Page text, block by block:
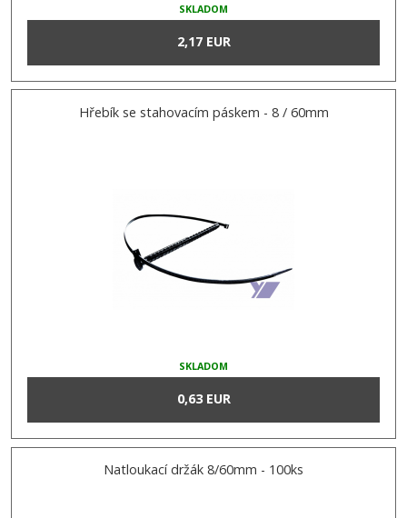
SKLADOM
2,17 EUR
Hřebík se stahovacím páskem - 8 / 60mm
SKLADOM
0,63 EUR
Natloukací držák 8/60mm - 100ks